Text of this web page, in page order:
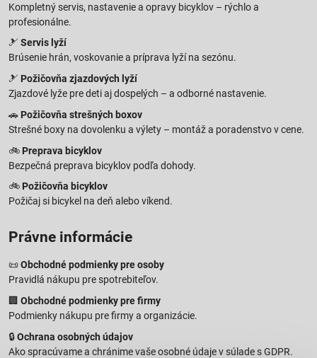
Kompletný servis, nastavenie a opravy bicyklov – rýchlo a
profesionálne.
🎿 Servis lyží
Brúsenie hrán, voskovanie a príprava lyží na sezónu.
🎿 Požičovňa zjazdových lyží
Zjazdové lyže pre deti aj dospelých – a odborné nastavenie.
🚗 Požičovňa strešných boxov
Strešné boxy na dovolenku a výlety – montáž a poradenstvo v cene.
🚲 Preprava bicyklov
Bezpečná preprava bicyklov podľa dohody.
🚲 Požičovňa bicyklov
Požičaj si bicykel na deň alebo víkend.
Právne informácie
📜 Obchodné podmienky pre osoby
Pravidlá nákupu pre spotrebiteľov.
🏢 Obchodné podmienky pre firmy
Podmienky nákupu pre firmy a organizácie.
🔒Ochrana osobných údajov
Ako spracúvame a chránime vaše osobné údaje v súlade s GDPR.